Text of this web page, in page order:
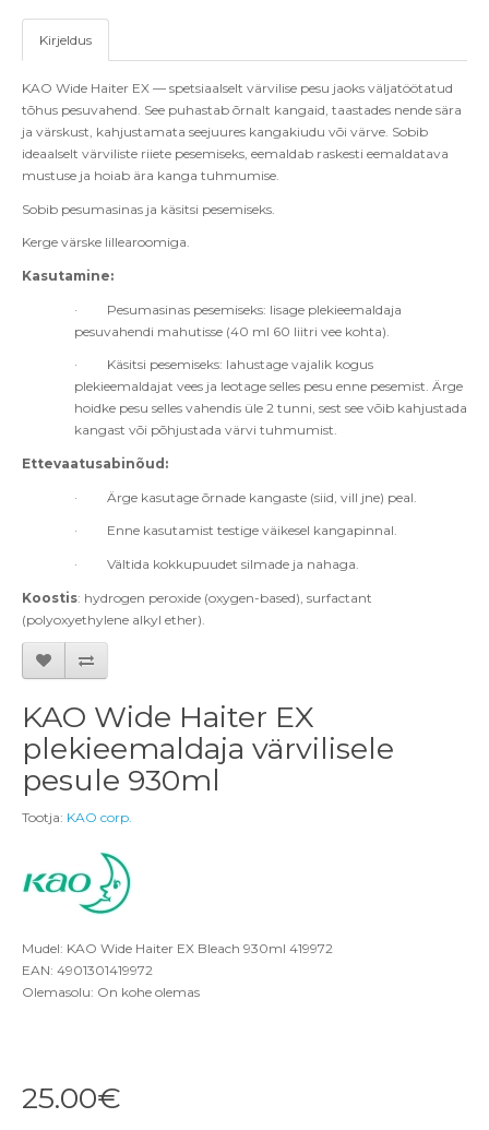
Kirjeldus
KAO Wide Haiter EX — spetsiaalselt värvilise pesu jaoks väljatöötatud
tõhus pesuvahend. See puhastab õrnalt kangaid, taastades nende sära
ja värskust, kahjustamata seejuures kangakiudu või värve. Sobib
ideaalselt värviliste riiete pesemiseks, eemaldab raskesti eemaldatava
mustuse ja hoiab ära kanga tuhmumise.
Sobib pesumasinas ja käsitsi pesemiseks.
Kerge värske lillearoomiga.
Kasutamine:
·
Pesumasinas pesemiseks: lisage plekieemaldaja
pesuvahendi mahutisse (40 ml 60 liitri vee kohta).
·
Käsitsi pesemiseks: lahustage vajalik kogus
plekieemaldajat vees ja leotage selles pesu enne pesemist. Ärge
hoidke pesu selles vahendis üle 2 tunni, sest see võib kahjustada
kangast või põhjustada värvi tuhmumist.
Ettevaatusabinõud:
· Ärge kasutage õrnade kangaste (siid, vill jne) peal.
· Enne kasutamist testige väikesel kangapinnal.
· Vältida kokkupuudet silmade ja nahaga.
Koostis: hydrogen peroxide (oxygen-based), surfactant
(polyoxyethylene alkyl ether).
KAO Wide Haiter EX
plekieemaldaja värvilisele
pesule 930ml
Tootja: KAO corp.
Mudel: KAO Wide Haiter EX Bleach 930ml 419972
EAN: 4901301419972
Olemasolu: On kohe olemas
25.00€